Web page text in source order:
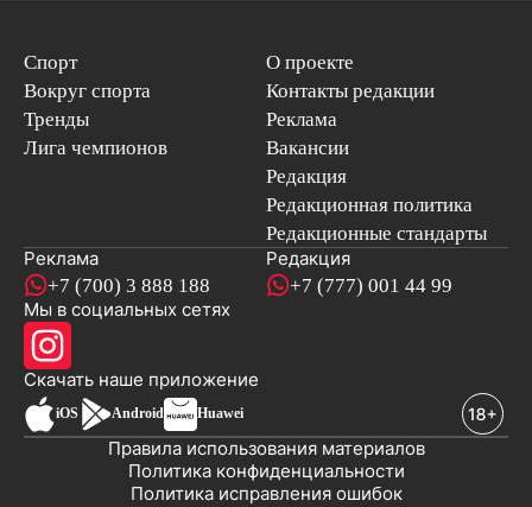
Спорт
Вокруг спорта
Тренды
Лига чемпионов
О проекте
Контакты редакции
Реклама
Вакансии
Редакция
Редакционная политика
Редакционные стандарты
Реклама
+7 (700) 3 888 188
Редакция
+7 (777) 001 44 99
Мы в социальных сетях
Скачать наше приложениеновостей
iOS Android Huawei
Политика исправления ошибок
Политика конфиденциальности
Правила использования материалов